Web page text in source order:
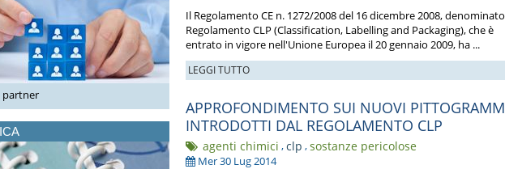
partner
Il Regolamento CE n. 1272/2008 del 16 dicembre 2008, denominato
Regolamento CLP (Classification, Labelling and Packaging), che è
entrato in vigore nell'Unione Europea il 20 gennaio 2009, ha ...
LEGGI TUTTO
APPROFONDIMENTO SUI NUOVI
INTRODOTTI DAL REGOLAMENTO CLP
agenti chimici ,clp ,sostanze pericolose
Mer 30 Lug 2014